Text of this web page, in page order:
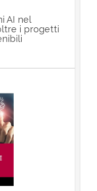
AI nel
i progetti